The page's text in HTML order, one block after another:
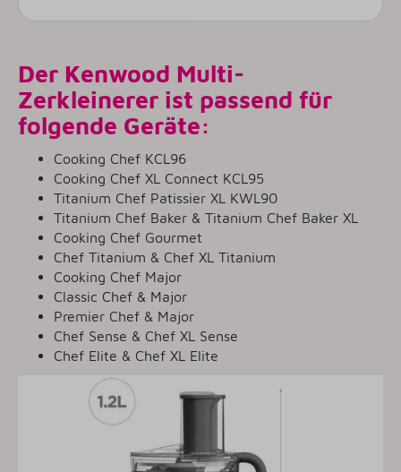
Der Kenwood Multi-
Zerkleinerer ist passend für
folgende Geräte:
Cooking Chef KCL96
Cooking Chef XL Connect KCL95
Titanium Chef Patissier XL KWL90
Titanium Chef Baker & Titanium Chef Baker XL
Cooking Chef Gourmet
Chef Titanium & Chef XL Titanium
Cooking Chef Major
Classic Chef & Major
Premier Chef & Major
Chef Sense & Chef XL Sense
Chef Elite & Chef XL Elite